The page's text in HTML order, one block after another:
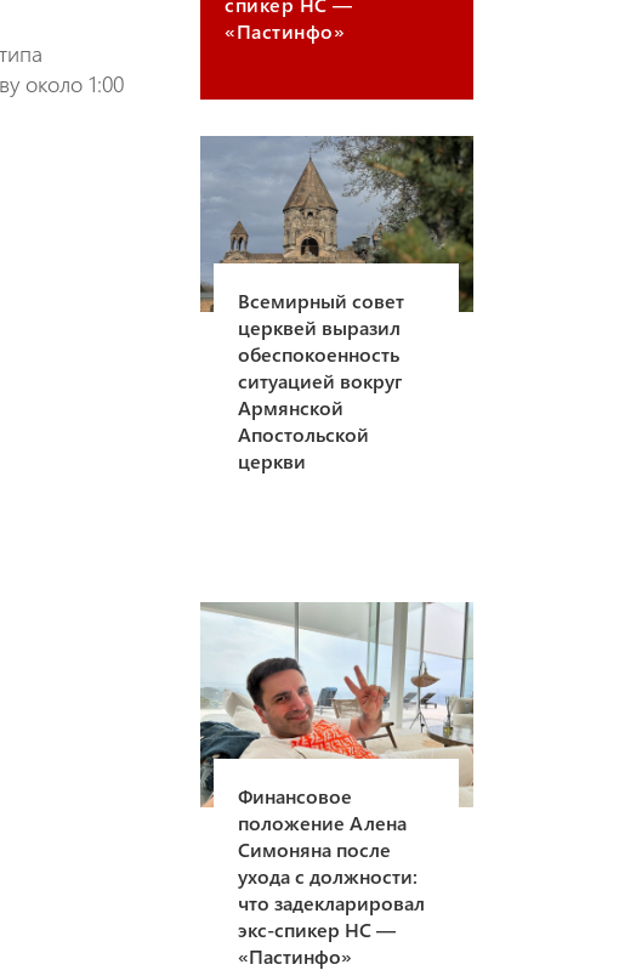
около 1:00
«Пастинфо»
Всемирный совет
церквей выразил
обеспокоенность
ситуацией вокруг
Армянской
Апостольской
церкви
Финансовое
положение Алена
Симоняна после
ухода с должности:
что задекларировал
экс-спикер НС —
«Пастинфо»